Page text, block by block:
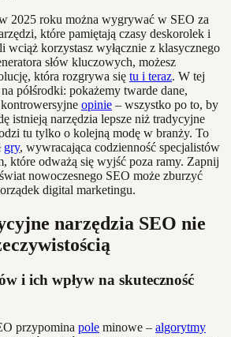
2025 roku można wygrywać w SEO za
które pamiętają czasy deskorolek i
wciąż korzystasz wyłącznie z klasycznego
słów kluczowych, możesz
która rozgrywa się tu i teraz. W tej
półśrodki: pokażemy twarde dane,
opinie – wszystko po to, by
istnieją narzędzia lepsze niż tradycyjne
tu tylko o kolejną modę w branży. To
gry, wywracająca codzienność specjalistów
które odważą się wyjść poza ramy. Zapnij
nowoczesnego SEO może zburzyć
digital marketingu.
narzędzia SEO nie
i ich wpływ na skuteczność
przypomina pole minowe – algorytmy